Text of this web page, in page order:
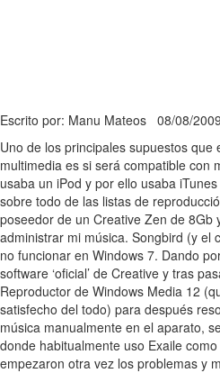
Escrito por: Manu Mateos 08/08/
Uno de los principales supuestos
multimedia es si será compatible con
usaba un iPod y por ello usaba
sobre todo de las listas de
poseedor de un Creative Zen de 8Gb
administrar mi música. Songbird (y el
no funcionar en Windows 7. Dando
software ‘oficial’ de Creative y tras
Reproductor de Windows Media 12
satisfecho del todo) para después
música manualmente en el aparato,
donde habitualmente uso Exaile
empezaron otra vez los problemas y